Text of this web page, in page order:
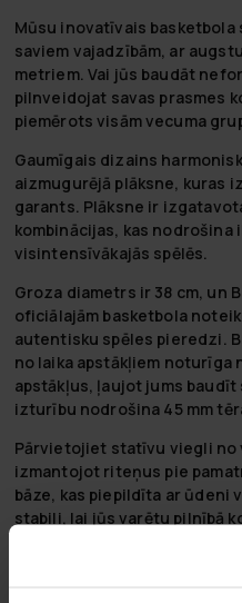
Mūsu inovatīvais
saviem vajadzībām, ar
metriem. Vai jūs baudāt
pilnveidojat savas prasmes
piemērots visām vecuma
Gaumīgais dizains
aizmugurējā plāksne, kuras
garants. Plāksne ir
kombinācijas, kas
visintensīvākajās spēlēs.
Groza diametrs ir 38 cm, un
oficiālajām basketbola
autentisku spēles pieredzi.
no laika apstākļiem noturīga
apstākļus, ļaujot jums
izturību nodrošina 45 mm
Pārvietojiet statīvu viegli no
izmantojot riteņus pie
bāze, kas piepildīta ar
stabili, lai jūs varētu pilnībā
Jūsu pirkumā iekļautas